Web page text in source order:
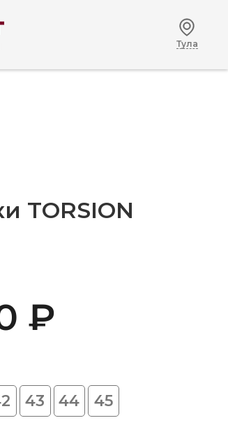
Тула
TORSION
₽
43 44 45